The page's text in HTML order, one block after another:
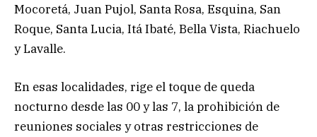
Mocoretá, Juan Pujol, Santa Rosa, Esquina, San
Roque, Santa Lucia, Itá Ibaté, Bella Vista, Riachuelo
y Lavalle.
En esas localidades, rige el toque de queda
nocturno desde las 00 y las 7, la prohibición de
reuniones sociales y otras restricciones de